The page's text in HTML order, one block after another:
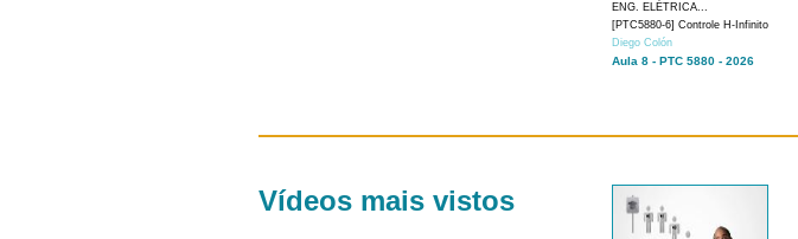
ENG. ELÉTRICA...
[PTC5880-6] Controle H-Infinito
Diego Colón
Aula 8 - PTC 5880 - 2026
Vídeos mais vistos